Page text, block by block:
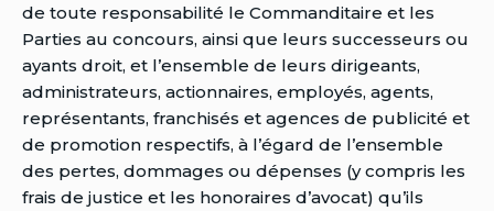
de toute responsabilité le Commanditaire et les
Parties au concours, ainsi que leurs successeurs ou
ayants droit, et l’ensemble de leurs dirigeants,
administrateurs, actionnaires, employés, agents,
représentants, franchisés et agences de publicité et
de promotion respectifs, à l’égard de l’ensemble
des pertes, dommages ou dépenses (y compris les
frais de justice et les honoraires d’avocat) qu’ils